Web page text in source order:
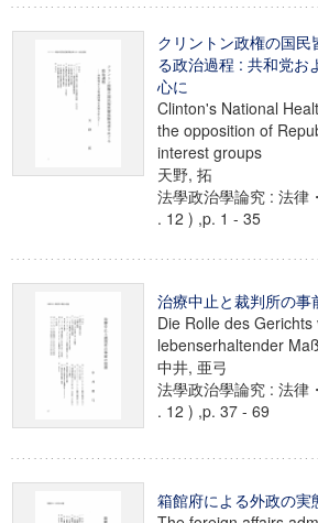
クリントン政権の国
る政治過程 : 共和党お
心に
Clinton's National
the opposition of
interest groups
天野, 拓
法學政治學論究 : 法律
. 12 ) ,p. 1 - 35
治療中止と裁判所の事
Die Rolle des
lebenserhaltender
中井, 亜弓
法學政治學論究 : 法律
. 12 ) ,p. 37 - 69
箱館府による外政の実